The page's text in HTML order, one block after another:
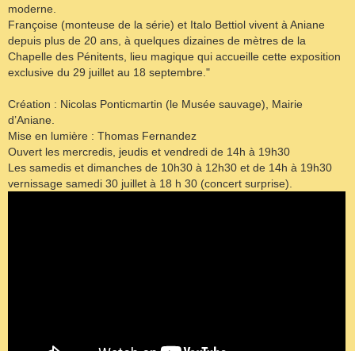
moderne.
Françoise (monteuse de la série) et Italo Bettiol vivent à Aniane
depuis plus de 20 ans, à quelques dizaines de mètres de la
Chapelle des Pénitents, lieu magique qui accueille cette exposition
exclusive du 29 juillet au 18 septembre."
Création : Nicolas Ponticmartin (le Musée sauvage), Mairie
d’Aniane.
Mise en lumière : Thomas Fernandez
Ouvert les mercredis, jeudis et vendredi de 14h à 19h30
Les samedis et dimanches de 10h30 à 12h30 et de 14h à 19h30
vernissage samedi 30 juillet à 18 h 30 (concert surprise).